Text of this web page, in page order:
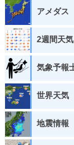
アメダス
2週間天気
気象予報
世界天気
地震情報